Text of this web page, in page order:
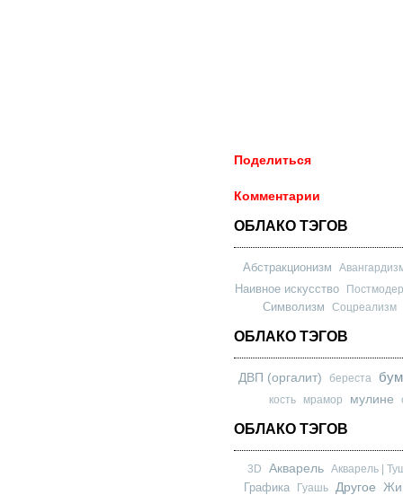
Поделиться
Комментарии
ОБЛАКО ТЭГОВ
Абстракционизм
Наивное искусство
Символизм Соцреализм
ОБЛАКО ТЭГОВ
ДВП (оргалит) береста
кость мрамор мулине
ОБЛАКО ТЭГОВ
3D Акварель Акварель |
Графика Гуашь Другое